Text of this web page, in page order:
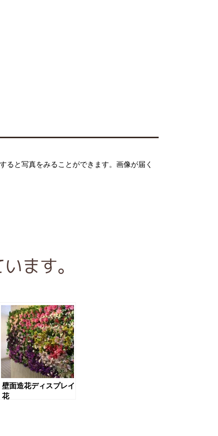
ると写真をみることができます。画像が届く
ます。
壁面造花ディスプレイ
花